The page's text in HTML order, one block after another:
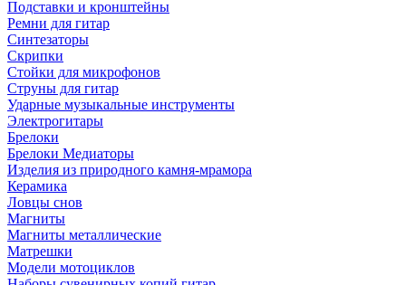
Подставки и кронштейны
Ремни для гитар
Синтезаторы
Скрипки
Стойки для микрофонов
Струны для гитар
Ударные музыкальные инструменты
Электрогитары
Брелоки
Брелоки Медиаторы
Изделия из природного камня-мрамора
Керамика
Ловцы снов
Магниты
Магниты металлические
Матрешки
Модели мотоциклов